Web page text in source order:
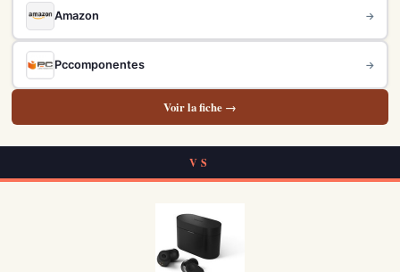
Amazon →
Pccomponentes →
Voir la fiche →
VS